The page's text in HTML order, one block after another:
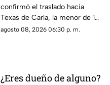
quemadura en la
explosión de gas LP en
Cuernavaca
confirmó el traslado hacia
Texas de Carla, la menor de 15
años que resultó gravemente
agosto 08, 2026 06:30 p. m.
¿Eres dueño de alguno?